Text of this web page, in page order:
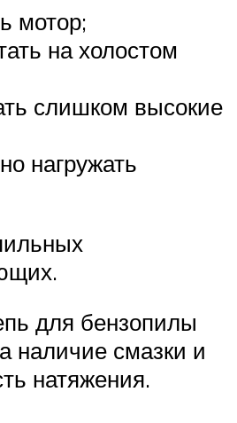
мотор;
на холостом
слишком высокие
нагружать
для бензопилы
наличие смазки и
натяжения.